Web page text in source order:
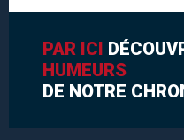
PAR ICI
HUMEURS
DE NOTRE